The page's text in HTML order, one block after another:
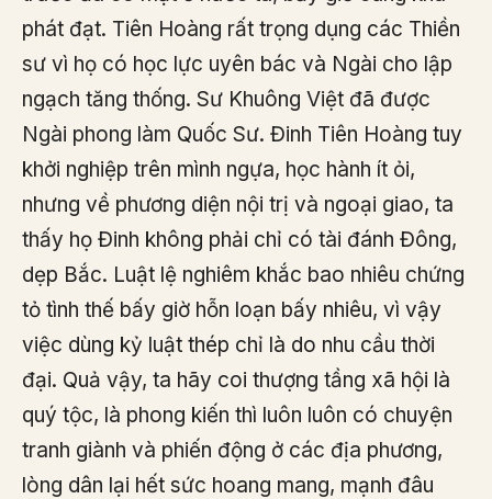
phát đạt. Tiên Hoàng rất trọng dụng các Thiền
sư vì họ có học lực uyên bác và Ngài cho lập
ngạch tăng thống. Sư Khuông Việt đã được
Ngài phong làm Quốc Sư. Đinh Tiên Hoàng tuy
khởi nghiệp trên mình ngựa, học hành ít ỏi,
nhưng về phương diện nội trị và ngoại giao, ta
thấy họ Đinh không phải chỉ có tài đánh Đông,
dẹp Bắc. Luật lệ nghiêm khắc bao nhiêu chứng
tỏ tình thế bấy giờ hỗn loạn bấy nhiêu, vì vậy
việc dùng kỷ luật thép chỉ là do nhu cầu thời
đại. Quả vậy, ta hãy coi thượng tầng xã hội là
quý tộc, là phong kiến thì luôn luôn có chuyện
tranh giành và phiến động ở các địa phương,
lòng dân lại hết sức hoang mang, mạnh đâu